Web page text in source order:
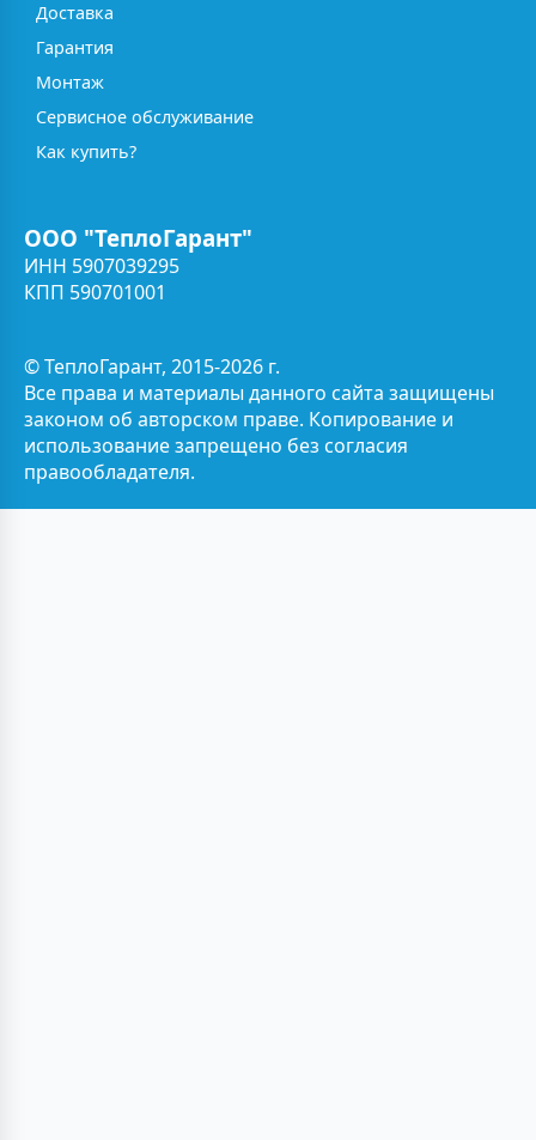
Доставка
Гарантия
Монтаж
Сервисное обслуживание
Как купить?
ООО "ТеплоГарант"
ИНН 5907039295
КПП 590701001
© ТеплоГарант, 2015-2026 г.
Все права и материалы данного сайта защищены
законом об авторском праве. Копирование и
использование запрещено без согласия
правообладателя.